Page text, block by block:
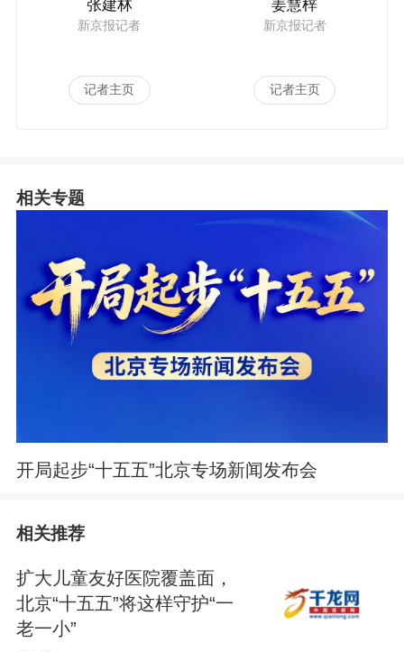
张建林
新京报记者
记者主页
姜慧梓
新京报记者
记者主页
相关专题
开局起步“十五五”北京专场新闻发布会
相关推荐
扩大儿童友好医院覆盖面，
北京“十五五”将这样守护“一
老一小”